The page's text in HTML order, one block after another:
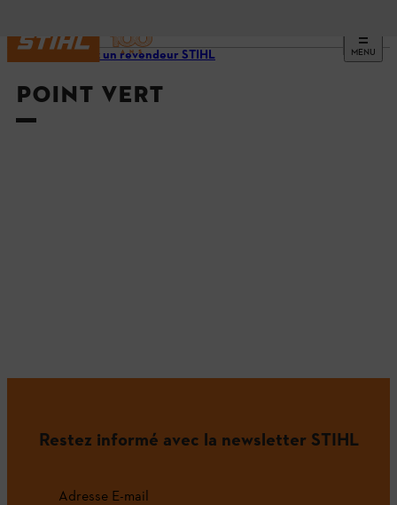
MENU
Trouvez un revendeur STIHL
POINT VERT
Restez informé avec la newsletter STIHL
Adresse E-mail